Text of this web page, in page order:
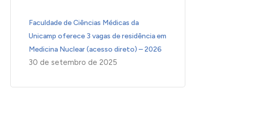
Faculdade de Ciências Médicas da
Unicamp oferece 3 vagas de residência em
Medicina Nuclear (acesso direto) – 2026
30 de setembro de 2025